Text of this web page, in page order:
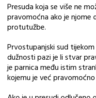
Presuda koja se više ne
pravomoćna ako je njome
protutužbe.
Prvostupanjski sud
dužnosti pazi je li stvar
je parnica među istim
kojemu je već